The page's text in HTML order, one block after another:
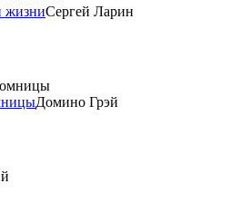
жизниСергей Ларин
Домино Грэй